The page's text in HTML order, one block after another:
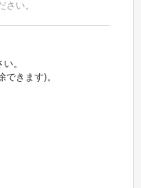
い。
。
きます)。